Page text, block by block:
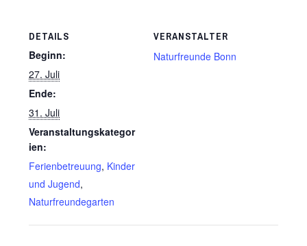
DETAILS
Beginn:
27. Juli
Ende:
31. Juli
Veranstaltungskategor
ien:
Ferienbetreuung, Kinder
und Jugend,
Naturfreundegarten
VERANSTALTER
Naturfreunde Bonn